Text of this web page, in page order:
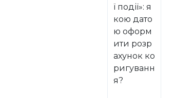
ї події»: я
кою дато
ю оформ
ити розр
ахунок ко
ригуванн
я?